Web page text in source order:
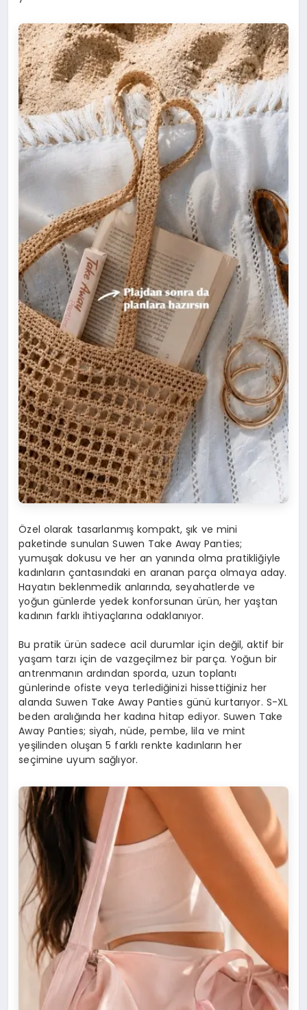
Özel olarak tasarlanmış kompakt, şık ve mini
paketinde sunulan Suwen Take Away Panties;
yumuşak dokusu ve her an yanında olma pratikliğiyle
kadınların çantasındaki en aranan parça olmaya aday.
Hayatın beklenmedik anlarında, seyahatlerde ve
yoğun günlerde yedek konforsunan ürün, her yaştan
kadının farklı ihtiyaçlarına odaklanıyor.
Bu pratik ürün sadece acil durumlar için değil, aktif bir
yaşam tarzı için de vazgeçilmez bir parça. Yoğun bir
antrenmanın ardından sporda, uzun toplantı
günlerinde ofiste veya terlediğinizi hissettiğiniz her
alanda Suwen Take Away Panties günü kurtarıyor. S-XL
beden aralığında her kadına hitap ediyor. Suwen Take
Away Panties; siyah, nüde, pembe, lila ve mint
yeşilinden oluşan 5 farklı renkte kadınların her
seçimine uyum sağlıyor.